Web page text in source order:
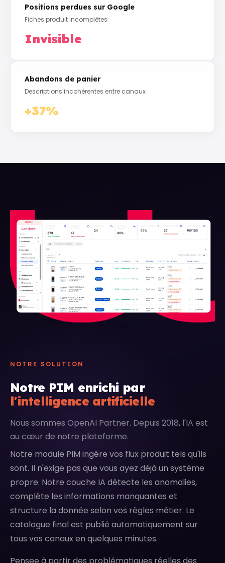
Positions perdues sur Google
Fiches produit incomplètes
Invisible
Abandons de panier
Descriptions incohérentes entre canaux
+37%
NOTRE SOLUTION
Notre PIM enrichi par
l'intelligence artificielle
Nous sommes OpenAI Partner. Depuis 2018, l'IA est
au cœur de notre plateforme.
Notre module PIM ingére vos flux produit tels qu'ils
sont. Il n'exige pas que vous ayez déjà un système
propre. Notre couche IA détecte les anomalies,
complète les informations manquantes et
structure la donnée selon vos règles métier. Le
catalogue final est publié automatiquement sur
tous vos canaux en quelques minutes.